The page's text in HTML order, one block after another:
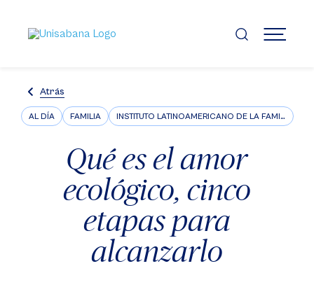
contenido
principal
MENÚ
Atrás
AL DÍA FAMILIA INSTITUTO LATINOAMERICANO DE LA FAMILIA ILFARUS
Qué es el amor
ecológico, cinco
etapas para
alcanzarlo